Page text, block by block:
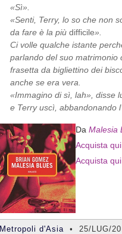
«Sì».
«Senti, Terry, lo so che non
da fare è la più difficile».
Ci volle qualche istante
parlando del suo matrimonio
frasetta da bigliettino dei
anche se era vera.
«Immagino di sì, lah», disse
e Terry uscì, abbandonando
Da Malesia
Acquista
Acquista qui
Metropoli d'Asia • 25/LUG/